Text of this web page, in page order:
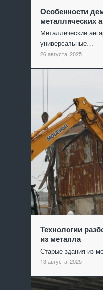
Особенности
металлических
Металлические
универсальные…
26 августа, 2025
Технологии
из металла
Старые здания из
13 августа, 2025